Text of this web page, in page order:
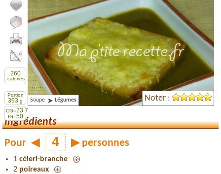
Ajouter la recette à mes favorites
Commenter, noter la recette
Imprimer la recette
Partager cette recette
260
calories
Portion
393 g
CG=23.7
IG=50
Soupe Légumes Noter :
Ingrédients
Pour ◀ ▶ personnes
1 céleri-branche
2 poireaux